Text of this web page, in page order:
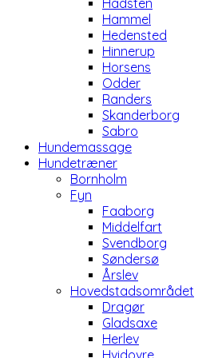
Hadsten
Hammel
Hedensted
Hinnerup
Horsens
Odder
Randers
Skanderborg
Sabro
Hundemassage
Hundetræner
Bornholm
Fyn
Faaborg
Middelfart
Svendborg
Søndersø
Årslev
Hovedstadsområdet
Dragør
Gladsaxe
Herlev
Hvidovre